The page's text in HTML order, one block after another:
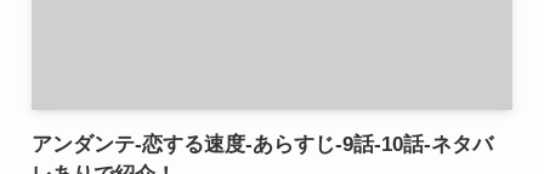
アンダンテ-恋する速度-あらすじ-9話-10話-ネタバ